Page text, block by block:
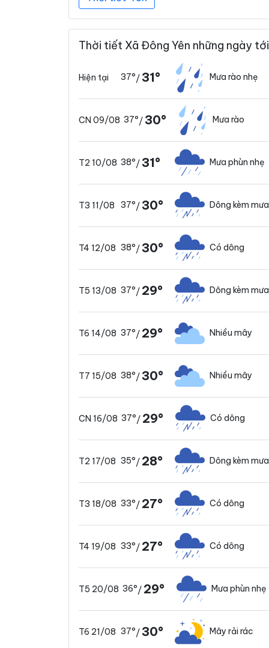
Thời tiết Xã Đông Yên những ngày tới
Hiện tại 37°/31° Mưa rào nhẹ
CN 09/08 37°/30° Mưa rào
T2 10/08 38°/31° Mưa phùn nhẹ
T3 11/08 37°/30° Dông kèm
T4 12/08 38°/30° Có dông
T5 13/08 37°/ 29° Dông kèm
T6 14/08 37°/ 29° Nhiều mây
T7 15/08 38°/30° Nhiều mây
CN 16/08 37°/ 29° Có dông
T2 17/08 35°/ 28° Dông kèm
T3 18/08 33°/ 27° Có dông
T4 19/08 33°/ 27° Có dông
T5 20/08 36°/ 29° Mưa phùn nhẹ
T6 21/08 37°/30° Mây rải rác